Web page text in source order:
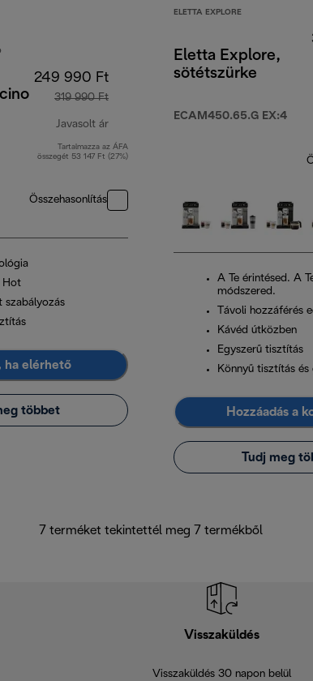
249 990 Ft
319 990 Ft
Javasolt ár
eredeti ár 319 990 Ft
Tartalmazza az ÁFA
összegét 53 147 Ft (27%)
Összehasonlítás
Hot
szabályozás
ha elérhető
többet
ELETTA EXPLORE
Eletta Explore,
sötétszürke
ECAM450.65.G EX:4
A Te érintésed. A
módszered.
Távoli hozzáférés
Kávéd útközben
Egyszerű tisztítás
Könnyű tisztítás és
Hozzáadás a
Tudj meg
7 terméket tekintettél meg 7 termékből
Visszaküldés
Visszaküldés 30 napon belül